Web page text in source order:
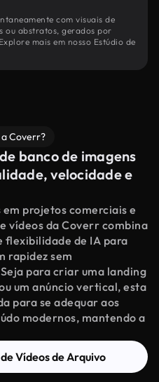
com visuais de
ou abstratos, gerados por
mais em nosso Estúdio de
Coverr?
banco de imagens
velocidade e
projetos comerciais e
vídeos da Coverr combina
de IA para
rapidez sem
para criar uma landing
um anúncio vertical, esta
para se adequar aos
modernos, mantendo a
Vídeos de Arquivo